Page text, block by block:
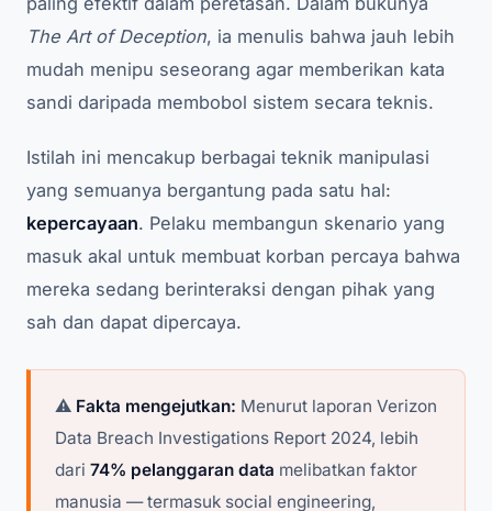
The Art of Deception, ia menulis bahwa jauh lebih
mudah menipu seseorang agar memberikan kata
sandi daripada membobol sistem secara teknis.
Istilah ini mencakup berbagai teknik manipulasi
yang semuanya bergantung pada satu hal:
kepercayaan. Pelaku membangun skenario yang
masuk akal untuk membuat korban percaya bahwa
mereka sedang berinteraksi dengan pihak yang
sah dan dapat dipercaya.
⚠️ Fakta mengejutkan: Menurut laporan Verizon
Data Breach Investigations Report 2024, lebih
dari74% pelanggaran data melibatkan faktor
manusia — termasuk social engineering,